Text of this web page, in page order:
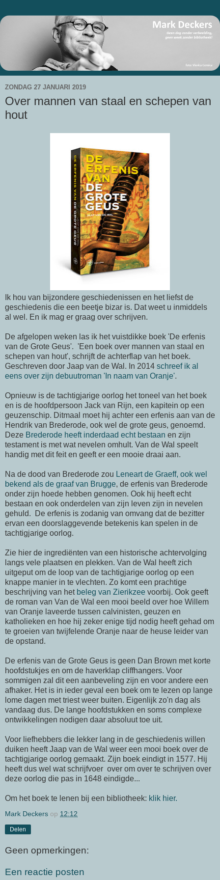
ZONDAG 27 JANUARI 2019
Over mannen van staal en schepen van
hout
Ik hou van bijzondere geschiedenissen en het liefst de
geschiedenis die een beetje bizar is. Dat weet u inmiddels
al wel. En ik mag er graag over schrijven.
De afgelopen weken las ik het vuistdikke boek 'De erfenis
van de Grote Geus'. 'Een boek over mannen van staal en
schepen van hout', schrijft de achterflap van het boek.
Geschreven door Jaap van de Wal. In 2014 schreef ik al
eens over zijn debuutroman 'In naam van Oranje'.
Opnieuw is de tachtigjarige oorlog het toneel van het boek
en is de hoofdpersoon Jack van Rijn, een kapitein op een
geuzenschip. Ditmaal moet hij achter een erfenis aan van de
Hendrik van Brederode, ook wel de grote geus, genoemd.
Deze Brederode heeft inderdaad echt bestaan en zijn
testament is met wat nevelen omhult. Van de Wal speelt
handig met dit feit en geeft er een mooie draai aan.
Na de dood van Brederode zou Leneart de Graeff, ook wel
bekend als de graaf van Brugge, de erfenis van Brederode
onder zijn hoede hebben genomen. Ook hij heeft echt
bestaan en ook onderdelen van zijn leven zijn in nevelen
gehuld. De erfenis is zodanig van omvang dat de bezitter
ervan een doorslaggevende betekenis kan spelen in de
tachtigjarige oorlog.
Zie hier de ingrediënten van een historische achtervolging
langs vele plaatsen en plekken. Van de Wal heeft zich
uitgeput om de loop van de tachtigjarige oorlog op een
knappe manier in te vlechten. Zo komt een prachtige
beschrijving van het beleg van Zierikzee voorbij. Ook geeft
de roman van Van de Wal een mooi beeld over hoe Willem
van Oranje laveerde tussen calvinisten, geuzen en
katholieken en hoe hij zeker enige tijd nodig heeft gehad om
te groeien van twijfelende Oranje naar de heuse leider van
de opstand.
De erfenis van de Grote Geus is geen Dan Brown met korte
hoofdstukjes en om de haverklap cliffhangers. Voor
sommigen zal dit een aanbeveling zijn en voor andere een
afhaker. Het is in ieder geval een boek om te lezen op lange
lome dagen met triest weer buiten. Eigenlijk zo'n dag als
vandaag dus. De lange hoofdstukken en soms complexe
ontwikkelingen nodigen daar absoluut toe uit.
Voor liefhebbers die lekker lang in de geschiedenis willen
duiken heeft Jaap van de Wal weer een mooi boek over de
tachtigjarige oorlog gemaakt. Zijn boek eindigt in 1577. Hij
heeft dus wel wat schrijfvoer over om over te schrijven over
deze oorlog die pas in 1648 eindigde...
Om het boek te lenen bij een bibliotheek: klik hier.
Mark Deckers op 12:12
Delen
Geen opmerkingen:
Een reactie posten